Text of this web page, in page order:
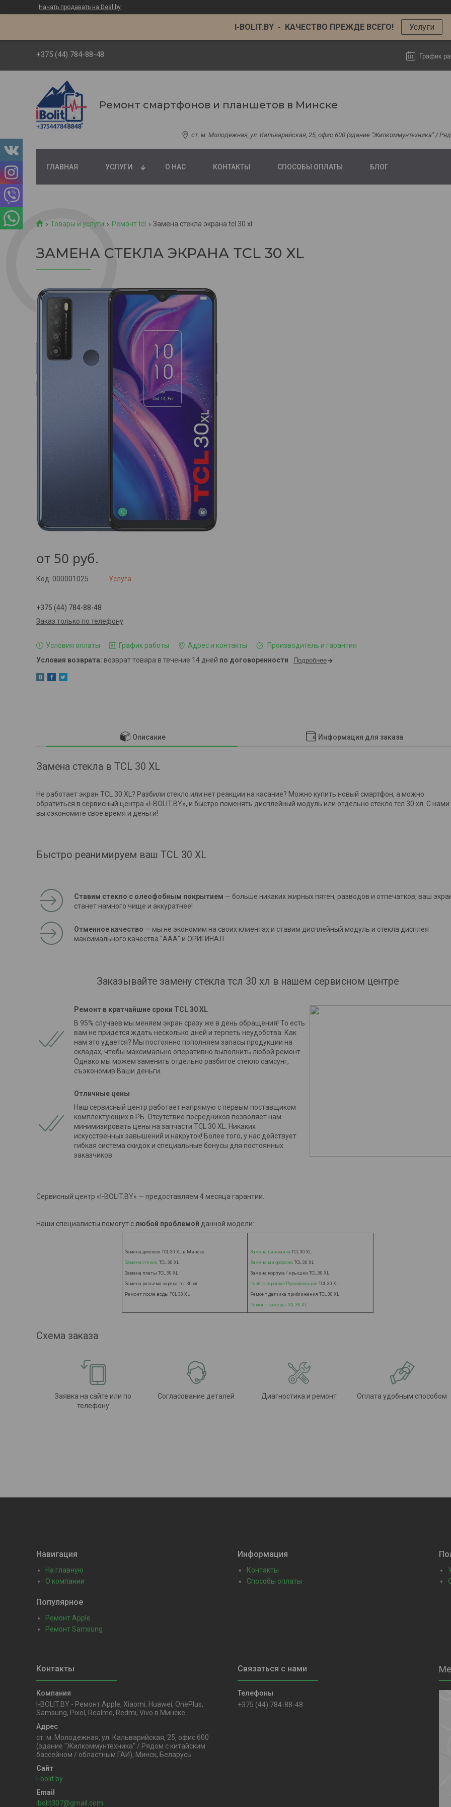
Начать продавать на Deal.by
I-BOLIT.BY - КАЧЕСТВО ПРЕЖДЕ ВСЕГО! Услуги
+375 (44) 784-88-48 График
Ремонт смартфонов и планшетов в Минске
ст. м. Молодежная, ул. Кальварийская, 25, офис 600 (здание "Жилкоммунтехника" /
ГЛАВНАЯ УСЛУГИ О НАС КОНТАКТЫ СПОСОБЫ ОПЛАТЫ БЛОГ
Товары и услуги Ремонт tcl Замена стекла экрана tcl 30 xl
ЗАМЕНА СТЕКЛА ЭКРАНА TCL 30 XL
от 50 руб.
Услуга
Код: 000001025
+375 (44) 784-88-48
Заказ только по телефону
Условия оплаты График работы Адрес и контакты
Производитель и гарантия
возврат товара в течение 14 дней по договоренности Подробнее
Описание Информация для заказа
Замена стекла в TCL 30 XL
Не работает экран TCL 30 XL? Разбили стекло или нет реакции на касание? Можно купить новый смартфон, а можно
обратиться в сервисный центра «I-BOLIT.BY», и быстро поменять дисплейный модуль или отдельно стекло тсл 30 хл. С нами
вы сэкономите свое время и деньги!
Быстро реанимируем ваш TCL 30 XL
Ставим стекло с олеофобным покрытием — больше никаких жирных пятен, разводов и отпечатков, ваш
станет намного чище и аккуратнее!
Отменное качество — мы не экономим на своих клиентах и ставим дисплейный модуль и стекла дисплея
максимального качества "ААА" и ОРИГИНАЛ.
Заказывайте замену стекла тсл 30 хл в нашем сервисном центре
Ремонт в кратчайшие сроки TCL 30 XL
В 95% случаев мы меняем экран сразу же в день обращения! То есть
вам не придется ждать несколько дней и терпеть неудобства. Как
нам это удается? Мы постоянно пополняем запасы продукции на
складах, чтобы максимально оперативно выполнить любой ремонт.
Однако мы можем заменить отдельно разбитое стекло самсунг,
съэкономив Ваши деньги.
Отличные цены
Наш сервисный центр работает напрямую с первым поставщиком
комплектующих в РБ. Отсутствие посредников позволяет нам
минимизировать цены на запчасти TCL 30 XL. Никаких
искусственных завышений и накруток! Более того, у нас действует
гибкая система скидок и специальные бонусы для постоянных
заказчиков.
Сервисный центр «I-BOLIT.BY» — предоставляем 4 месяца гарантии.
Наши специалисты помогут слюбой проблемой данной модели:
Замена дисплея TCL 30 XL в Минске
Замена стекла TCL 30 XL
Замена платы TCL 30 XL
Замена разъема заряда тсл 30 хл
Ремонт после воды TCL 30 XL
Замена динамика TCL 30 XL
Замена микрофона TCL 30 XL
Замена корпуса / крышки TCL 30 XL
Разблокировка/Руссификация TCL 30 XL
Ремонт датчика приближения TCL 30 XL
Ремонт камеры TCL 30 XL
Схема заказа
Заявка на сайте или по
телефону
Согласование деталей Диагностика и ремонт Оплата удобным способом
Навигация
На главную
О компании
Информация
Контакты
Способы оплаты
Популярное
Ремонт Apple
Ремонт Samsung
I-BOLIT.BY - Ремонт Apple, Xiaomi, Huawei, OnePlus,
Samsung, Pixel, Realme, Redmi, Vivo в Минске
ст. м. Молодежная, ул. Кальварийская, 25, офис 600
(здание "Жилкоммунтехника" / Рядом с китайским
бассейном / областным ГАИ), Минск, Беларусь
i-bolit.by
ibolit307@gmail.com
+375 (44) 784-88-48